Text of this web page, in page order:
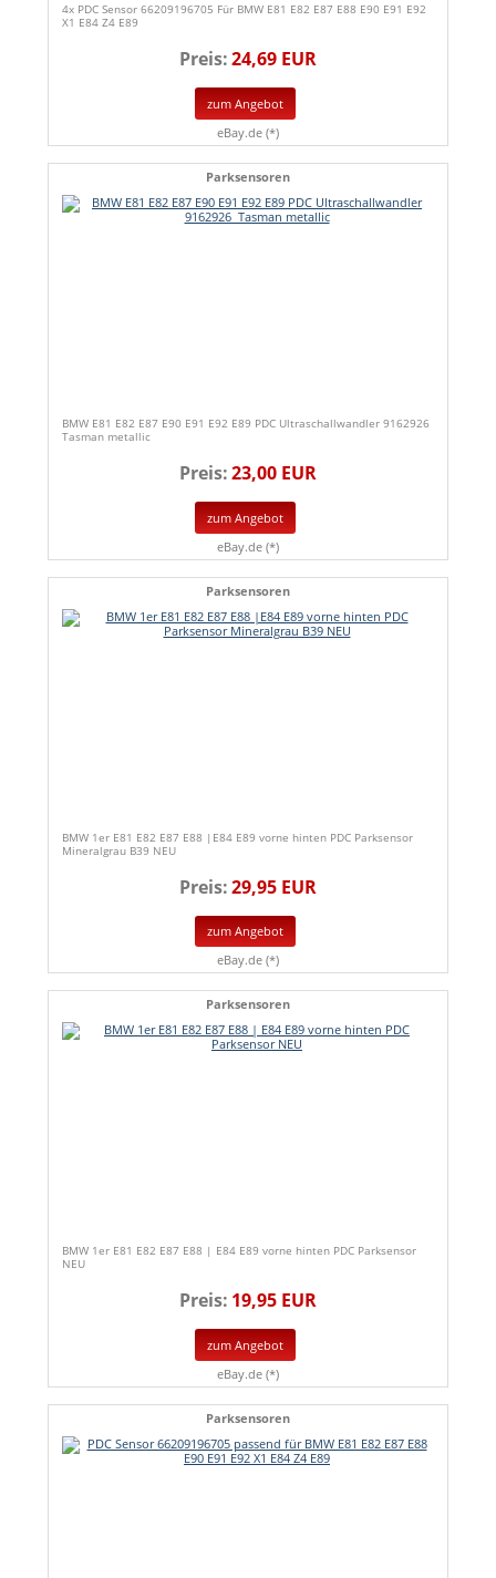
4x PDC Sensor 66209196705 Für BMW E81 E82 E87 E88 E90 E91 E92
X1 E84 Z4 E89
Preis:24,69 EUR
zum Angebot
eBay.de (*)
Parksensoren
BMW E81 E82 E87 E90 E91 E92 E89 PDC Ultraschallwandler 9162926
Tasman metallic
Preis:23,00 EUR
zum Angebot
eBay.de (*)
Parksensoren
BMW 1er E81 E82 E87 E88 |E84 E89 vorne hinten PDC Parksensor
Mineralgrau B39 NEU
Preis:29,95 EUR
zum Angebot
eBay.de (*)
Parksensoren
BMW 1er E81 E82 E87 E88 | E84 E89 vorne hinten PDC Parksensor
NEU
Preis: 19,95 EUR
zum Angebot
eBay.de (*)
Parksensoren